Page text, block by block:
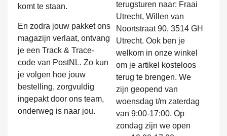
komt te staan.
En zodra jouw pakket ons
magazijn verlaat, ontvang
je een Track & Trace-
code van PostNL. Zo kun
je volgen hoe jouw
bestelling, zorgvuldig
ingepakt door ons team,
onderweg is naar jou.
terugsturen naar: Fraai
Utrecht, Willen van
Noortstraat 90, 3514 GH
Utrecht. Ook ben je
welkom in onze winkel
om je artikel kosteloos
terug te brengen. We
zijn geopend van
woensdag t/m zaterdag
van 9:00-17:00. Op
zondag zijn we open